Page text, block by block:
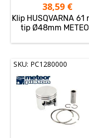
38,59 €
Klip HUSQVARNA 61
tip Ø48mm
SKU: PC1280000